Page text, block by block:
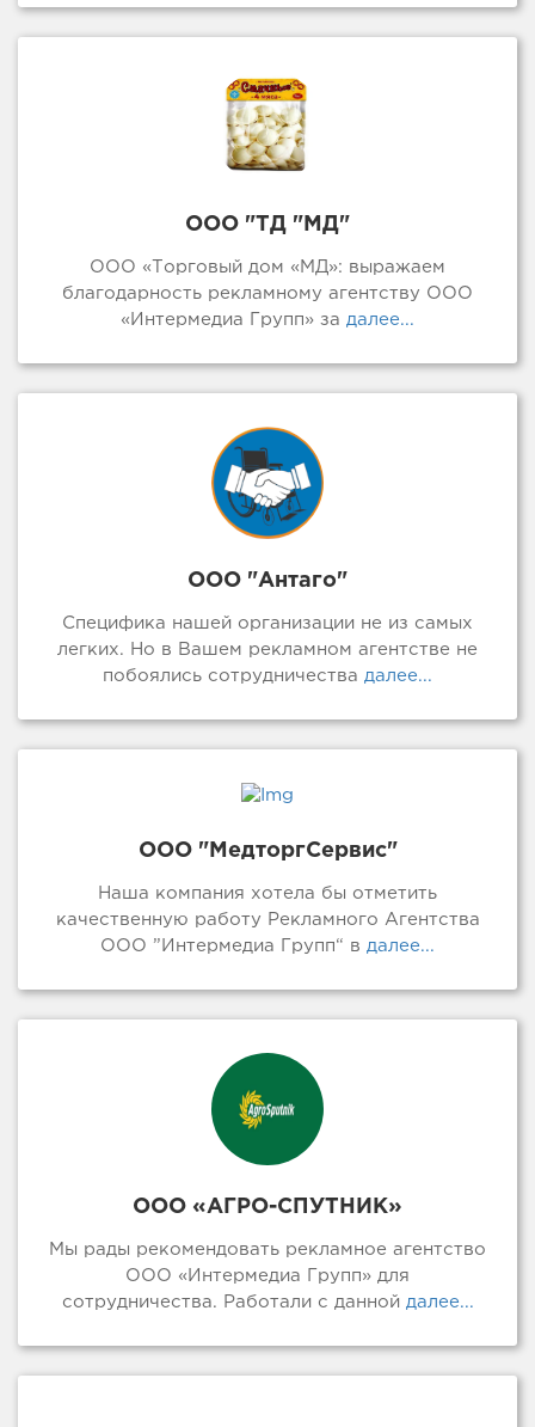
ООО "ТД "МД"
ООО «Торговый дом «МД»: выражаем
благодарность рекламному агентству ООО
«Интермедиа Групп» за далее...
ООО "Антаго"
Специфика нашей организации не из самых
легких. Но в Вашем рекламном агентстве не
побоялись сотрудничества далее...
ООО "МедторгСервис"
Наша компания хотела бы отметить
качественную работу Рекламного Агентства
ООО ”Интермедиа Групп“ в далее...
ООО «АГРО-СПУТНИК»
Мы рады рекомендовать рекламное агентство
ООО «Интермедиа Групп» для
сотрудничества. Работали с даннойдалее...